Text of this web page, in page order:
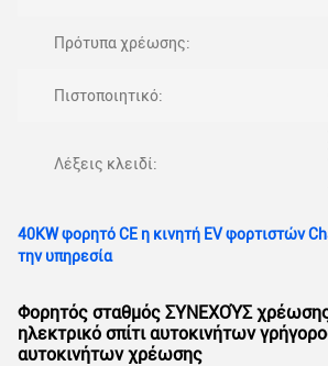
Πρότυπα χρέωσης:
Πιστοποιητικό:
Λέξεις κλειδί:
40KW φορητό CE η κινητή EV φορτιστών
την υπηρεσία
Φορητός σταθμός ΣΥΝΕΧΟΎΣ
ηλεκτρικό σπίτι αυτοκινήτων
αυτοκινήτων χρέωσης